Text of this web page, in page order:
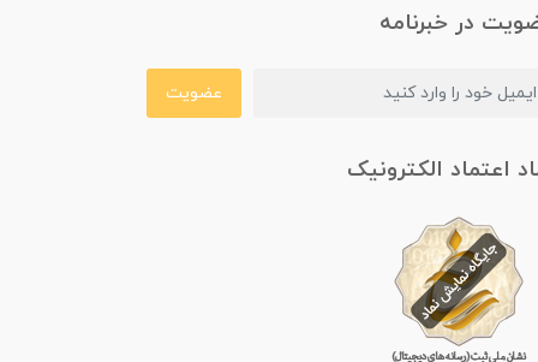
در خبرنامه
عضویت
اعتماد الکترونیک